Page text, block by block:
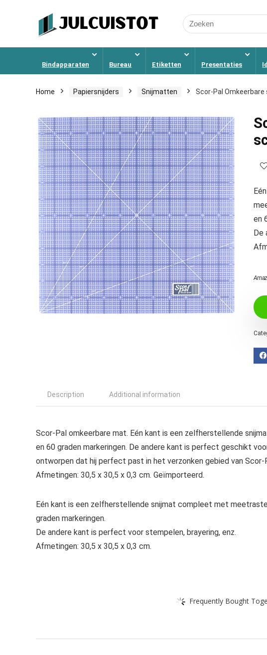
Search
for:
Bindapparaten Bureau Etiketten Presentaties
Home Papiersnijders Snijmatten Scor-Pal Omkeerbare
en
De
Description Additional information
Scor-Pal omkeerbare mat. Eén kant is een zelfherstellende
en 60 graden markeringen. De andere kant is perfect geschikt
ontworpen dat hij perfect past in het verzonken gebied van Scor-
Afmetingen: 30,5 x 30,5 x 0,3 cm. Geïmporteerd.
Eén kant is een zelfherstellende snijmat compleet met
graden markeringen.
De andere kant is perfect voor stempelen, brayering, enz.
Afmetingen: 30,5 x 30,5 x 0,3 cm.
Frequently Bought